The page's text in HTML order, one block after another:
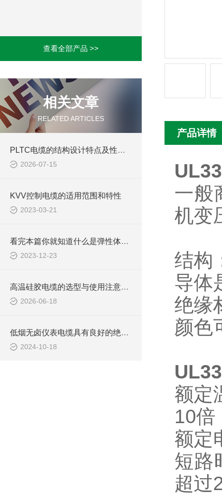
查看全部产品 >>
相关文章
RELATED ARTICLES
PLTC电缆的结构设计特点及性能优势体现
2026-07-15
KVV控制电缆的适用范围和特性
2023-03-21
看完本篇你就知道什么是弹性体电缆了
2023-12-23
高温硅胶电缆的选型与使用注意事项
2026-06-18
低烟无卤仪表电缆具有良好的绝缘性能和耐电压性能
2024-10-18
产品详情
一般
机变
结构
导体
绝缘
颜色
额定
10倍
额定
短路
超过